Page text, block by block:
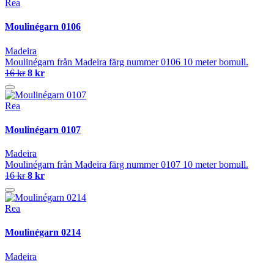
Rea
Moulinégarn 0106
Madeira
Moulinégarn från Madeira färg nummer 0106 10 meter bomull.
16 kr 8 kr
Rea
Moulinégarn 0107
Madeira
Moulinégarn från Madeira färg nummer 0107 10 meter bomull.
16 kr 8 kr
Rea
Moulinégarn 0214
Madeira